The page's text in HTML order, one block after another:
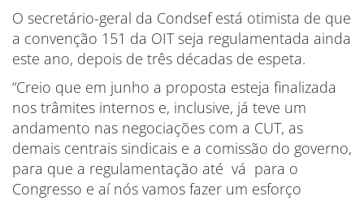
O secretário-geral da Condsef está otimista de que
a convenção 151 da OIT seja regulamentada ainda
este ano, depois de três décadas de espeta.
“Creio que em junho a proposta esteja finalizada
nos trâmites internos e, inclusive, já teve um
andamento nas negociações com a CUT, as
demais centrais sindicais e a comissão do governo,
para que a regulamentação até vá para o
Congresso e aí nós vamos fazer um esforço